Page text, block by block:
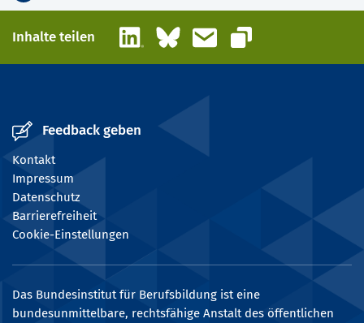
Inhalte teilen LinkedInBlueskyE-Mail
Link kopieren
Feedback geben
Kontakt
Impressum
Datenschutz
Barrierefreiheit
Cookie-Einstellungen
Das Bundesinstitut für Berufsbildung ist eine
bundesunmittelbare, rechtsfähige Anstalt des öffentlichen